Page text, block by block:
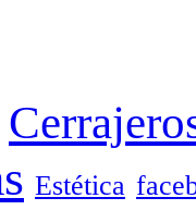
Estética